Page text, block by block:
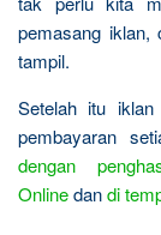
pemasang iklan,
tampil.
Setelah itu
pembayaran
dengan
Onlinedandi